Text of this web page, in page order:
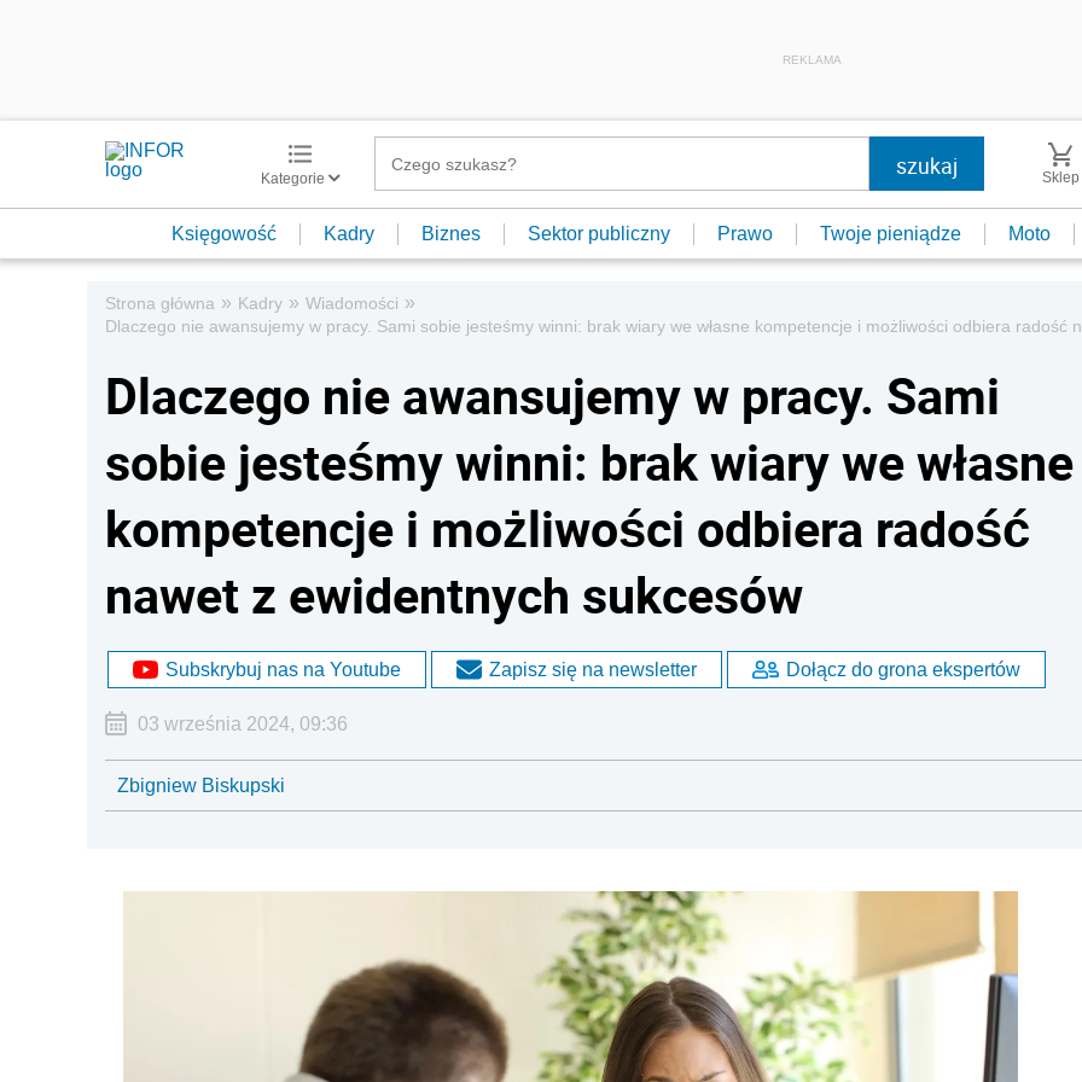
REKLAMA
Kategorie Sklep
Księgowość Kadry Biznes Sektor publiczny Prawo Twoje pieniądze Moto
Strona główna » Kadry » Wiadomości »
Dlaczego nie awansujemy w pracy. Sami sobie jesteśmy winni: brak wiary we własne kompetencje i możliwości odbiera radość
Dlaczego nie awansujemy w pracy. Sami
sobie jesteśmy winni: brak wiary we własne
kompetencje i możliwości odbiera radość
nawet z ewidentnych sukcesów
Subskrybuj nas na Youtube Zapisz się na newsletter Dołącz do grona ekspertów
03 września 2024, 09:36
Zbigniew Biskupski